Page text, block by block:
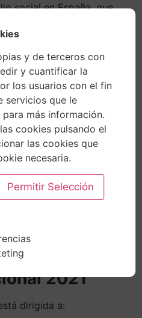
social en España, que
a un deudor ubicado
o aquellas que
acreditativo acordado
domicilio social en España,
compradora se comprometa
que solicita la
de la
que se dé a dicho
en financiar el
un
vencimiento no
características
ya que se puede
millones en uno ovarios
de interés es fijo y variable
por la Entidad de Crédito.
2021
dirigida a:
y de terceros con
y cuantificar la
los usuarios con el fin
servicios que le
para más información.
cookies pulsando el
las cookies que
necesaria.